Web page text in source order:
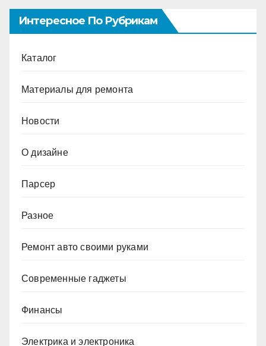
Интересное По Рубрикам
Каталог
Материалы для ремонта
Новости
О дизайне
Парсер
Разное
Ремонт авто своими руками
Современные гаджеты
Финансы
Электрика и электроника